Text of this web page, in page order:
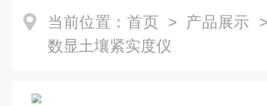
当前位置： 首页 > 产品展示
数显土壤紧实度仪